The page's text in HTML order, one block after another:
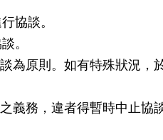
協談。
。
為原則。如有特殊狀況，
義務，違者得暫時中止協